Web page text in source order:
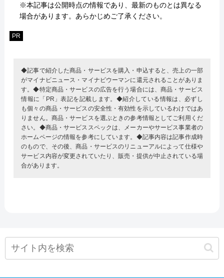
※本記事は公開時点の情報であり、最新のものとは異なる
場合があります。あらかじめご了承ください。
PR
◆記事で紹介した商品・サービスを購入・申込すると、売上の一部
がマイナビニュース・マイナビウーマンに還元されることがありま
す。◆特定商品・サービスの広告を行う場合には、商品・サービス
情報に「PR」表記を記載します。◆紹介している情報は、必ずし
も個々の商品・サービスの安全性・有効性を示しているわけではあ
りません。商品・サービスを選ぶときの参考情報としてご利用くだ
さい。◆商品・サービススペックは、メーカーやサービス事業者の
ホームページの情報を参考にしています。◆記事内容は記事作成時
のもので、その後、商品・サービスのリニューアルによって仕様や
サービス内容が変更されていたり、販売・提供が中止されている場
合があります。